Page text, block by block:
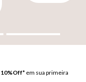
10%Off* em sua primeira